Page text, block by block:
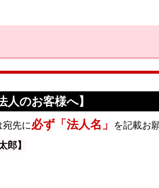
人のお客様へ】
先に必ず「法人名」
を記載お
郎】